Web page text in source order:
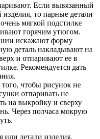
Если вывязанный
то парные детали
мягкой подстилке
горячим утюгом.
искажают форму
деталь накладывают на
и отпаривают ее в
Рекомендуется дать
чтобы рисунок не
отпаривать не
на выкройку и сверху
Через полчаса мокрую
детали изделия.